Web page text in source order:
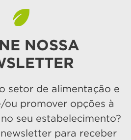
NOSSA
setor de alimentação e
ou promover opções à
seu estabelecimento?
para receber